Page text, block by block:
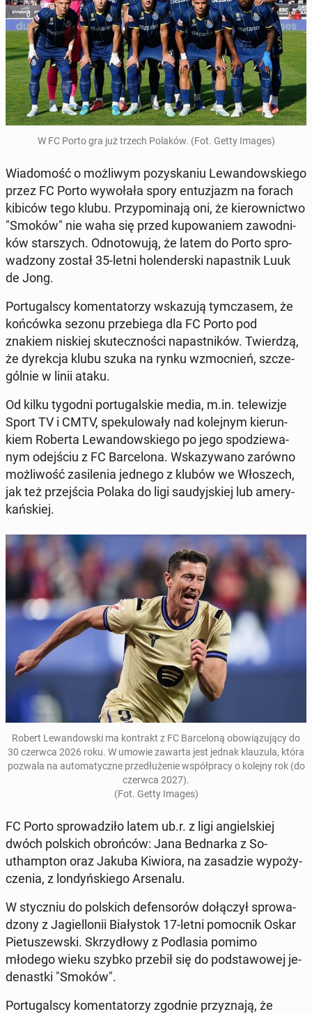
W FC Porto gra już trzech Polaków. (Fot. Getty Images)
Wia­do­mość o moż­li­wym po­zy­ska­niu Le­wan­dow­skie­go
przez FC Porto wy­wo­ła­ła spory en­tu­zjazm na forach
kibiców tego klubu. Przy­po­mi­na­ją oni, że kie­row­nic­two
"Smoków" nie waha się przed ku­po­wa­niem za­wod­ni­
ków star­szych. Od­no­to­wu­ją, że latem do Porto spro­
wa­dzo­ny został 35-letni ho­len­der­ski na­past­nik Luuk
de Jong.
Por­tu­gal­scy ko­men­ta­to­rzy wska­zu­ją tym­cza­sem, że
koń­ców­ka sezonu prze­bie­ga dla FC Porto pod
znakiem niskiej sku­tecz­no­ści na­past­ni­ków. Twier­dzą,
że dy­rek­cja klubu szuka na rynku wzmoc­nień, szcze­
gól­nie w linii ataku.
Od kilku tygodni por­tu­gal­skie media, m.in. te­le­wi­zje
Sport TV i CMTV, spe­ku­lo­wa­ły nad ko­lej­nym kie­run­
kiem Roberta Le­wan­dow­skie­go po jego spo­dzie­wa­
nym odej­ściu z FC Bar­ce­lo­na. Wska­zy­wa­no zarówno
moż­li­wość za­si­le­nia jednego z klubów we Wło­szech,
jak też przej­ścia Polaka do ligi sau­dyj­skiej lub ame­ry­
kań­skiej.
Robert Le­wan­dow­ski ma kon­trakt z FC Bar­ce­lo­ną obo­wią­zu­ją­cy do
30 czerwca 2026 roku. W umowie zawarta jest jednak klau­zu­la, która
pozwala na au­to­ma­tycz­ne prze­dłu­że­nie współ­pra­cy o kolejny rok (do
czerwca 2027).
(Fot. Getty Images)
FC Porto spro­wa­dzi­ło latem ub.r. z ligi an­giel­skiej
dwóch pol­skich obroń­ców: Jana Bed­nar­ka z So­
uthamp­ton oraz Jakuba Kiwiora, na za­sa­dzie wy­po­ży­
cze­nia, z lon­dyń­skie­go Ar­se­na­lu.
W stycz­niu do pol­skich de­fen­so­rów do­łą­czył spro­wa­
dzo­ny z Ja­giel­lo­nii Bia­ły­stok 17-letni po­moc­nik Oskar
Pie­tu­szew­ski. Skrzy­dło­wy z Pod­la­sia pomimo
młodego wieku szybko przebił się do pod­sta­wo­wej je­
de­nast­ki "Smoków".
Por­tu­gal­scy ko­men­ta­to­rzy zgodnie przy­zna­ją, że